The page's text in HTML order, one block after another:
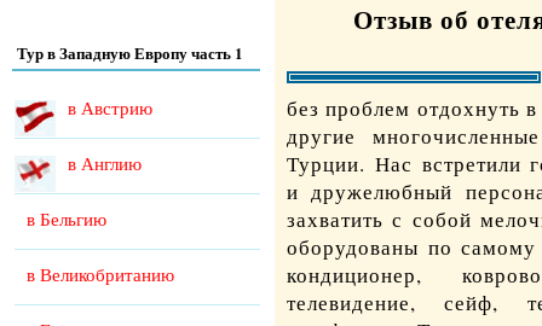
Тур в Западную Европу часть 1
в Австрию
в Англию
в Бельгию
в Великобританию
Отзыв об
без проблем отдохнуть
другие
Турции. Нас встретили
и дружелюбный
захватить с собой
оборудованы по
кондиционер,
телевидение, сейф,